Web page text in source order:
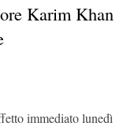
Karim Khan
immediato lunedì